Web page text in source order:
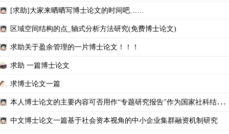
[求助]大家来晒晒写博士论文的时间吧……
区域空间结构的点_轴式分析方法研究(免费博士论文)
求助关于盈余管理的一片博士论文！！！
求助 一篇博士论文
求博士论文一篇
本人博士论文的主要内容可否用作“专题研究报告”作为国家社科结项
中文博士论文一篇基于社会资本视角的中小企业集群融资机制研究